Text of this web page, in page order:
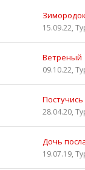
Зимородок
15.09.22,
Ветреный
09.10.22,
28.04.20,
Дочь
19.07.19,